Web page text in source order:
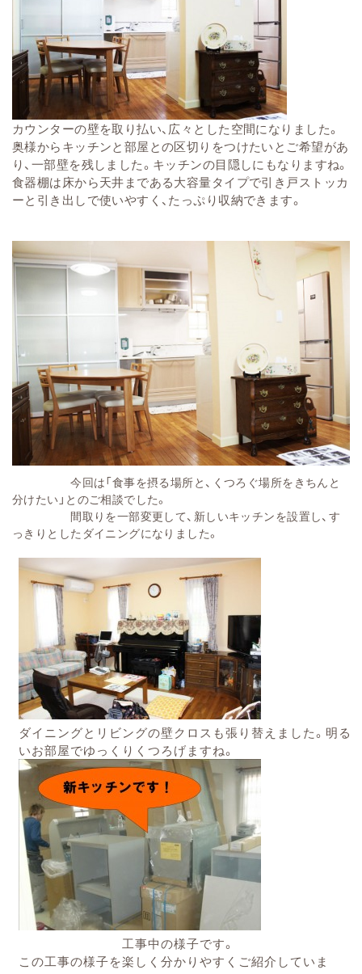
カウンターの壁を取り払い、広々とした空間になりました。
奥様からキッチンと部屋との区切りをつけたいとご希望があ
り、一部壁を残しま した。キッチンの目隠しにもなりますね。
食器棚は床から天井まである大容量タイプで引き戸ストッカ
ーと引き出しで使いやすく、たっぷり収納できます。
今回は「食事を摂る場所と、くつろぐ場所をきちんと
分けたい」とのご相談でした。
間取りを一部変更して、新しいキッチンを設置し、す
っきりとしたダイニングになりました。
ダイニングとリビングの壁クロスも張り替えました。明る
いお部屋でゆっくりくつろげますね。
工事中の様子です。
この工事の様子を楽しく分かりやすくご紹介していま